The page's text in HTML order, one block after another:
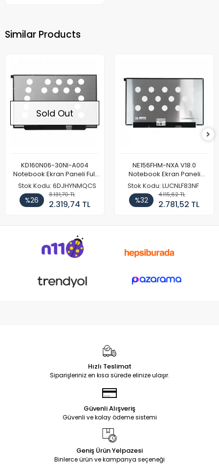
Similar Products
Sold Out
KD160N06-30NI-A004
Notebook Ekran Paneli Full
HD
Stok Kodu: 6DJHYNMQCS
%26
3.131,70 TL
2.319,74 TL
NE156FHM-NXA V18.0
Notebook Ekran Paneli
144Hz
Stok Kodu: LUCNLF83NF
%32
4.115,62 TL
2.781,52 TL
Hızlı Teslimat
Siparişleriniz en kısa sürede elinize ulaşır.
Güvenli Alışveriş
Güvenli ve kolay ödeme sistemi
Geniş Ürün Yelpazesi
Binlerce ürün ve kampanya seçeneği